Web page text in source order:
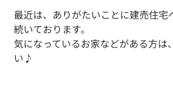
最近は、ありがたいことに建売住
続いております。
気になっているお家などがある方は
い♪